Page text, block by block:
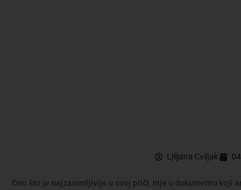
Ljiljana Cviljak
Ono što je najzanimljivije u ovoj priči, nije u dokumentu koji